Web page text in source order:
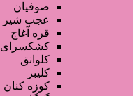
صوفیان
عجب شیر
قره آغاج
کشکسرای
کلوانق
کلیبر
کوزه کنان
کمترین قیمت
بیشترین قیمت